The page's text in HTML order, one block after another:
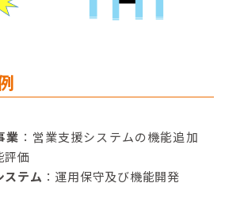
業 ：営業支援システムの機能追加
評価
ステム ：運用保守及び機能開発